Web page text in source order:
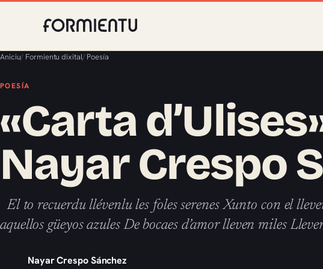
Aniciu/ Formientu dixital/ Poesía
POESÍA
«Carta
Nayar Crespo
El to recuerdu llévenlu les foles serenes Xunto con el
aquellos güeyos azules De bocaes d’amor lleven miles
Nayar Crespo Sánchez